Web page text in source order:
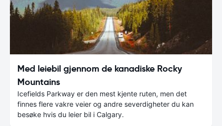
Med leiebil gjennom de kanadiske Rocky
Mountains
Icefields Parkway er den mest kjente ruten, men det
finnes flere vakre veier og andre severdigheter du kan
besøke hvis du leier bil i Calgary.